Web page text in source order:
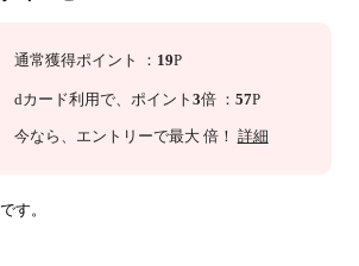
通常獲得ポイント ： 19P
dカード利用で、 ポイント 3倍 ： 57P
今なら 、エントリーで最大 倍！ 詳細
です。